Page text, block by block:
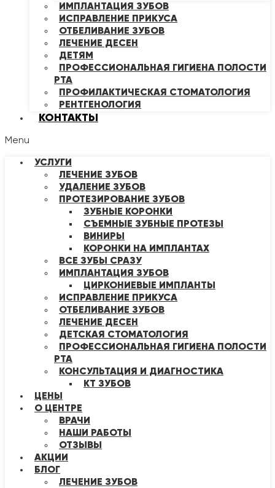
ИМПЛАНТАЦИЯ ЗУБОВ
ИСПРАВЛЕНИЕ ПРИКУСА
ОТБЕЛИВАНИЕ ЗУБОВ
ЛЕЧЕНИЕ ДЕСЕН
ДЕТЯМ
ПРОФЕССИОНАЛЬНАЯ ГИГИЕНА ПОЛОСТИ
РТА
ПРОФИЛАКТИЧЕСКАЯ СТОМАТОЛОГИЯ
РЕНТГЕНОЛОГИЯ
КОНТАКТЫ
Menu
УСЛУГИ
ЛЕЧЕНИЕ ЗУБОВ
УДАЛЕНИЕ ЗУБОВ
ПРОТЕЗИРОВАНИЕ ЗУБОВ
ЗУБНЫЕ КОРОНКИ
СЪЕМНЫЕ ЗУБНЫЕ ПРОТЕЗЫ
ВИНИРЫ
КОРОНКИ НА ИМПЛАНТАХ
ВСЕ ЗУБЫ СРАЗУ
ИМПЛАНТАЦИЯ ЗУБОВ
ЦИРКОНИЕВЫЕ ИМПЛАНТЫ
ИСПРАВЛЕНИЕ ПРИКУСА
ОТБЕЛИВАНИЕ ЗУБОВ
ЛЕЧЕНИЕ ДЕСЕН
ДЕТСКАЯ СТОМАТОЛОГИЯ
ПРОФЕССИОНАЛЬНАЯ ГИГИЕНА ПОЛОСТИ
РТА
КОНСУЛЬТАЦИЯ И ДИАГНОСТИКА
КТ ЗУБОВ
ЦЕНЫ
О ЦЕНТРЕ
ВРАЧИ
НАШИ РАБОТЫ
ОТЗЫВЫ
АКЦИИ
БЛОГ
ЛЕЧЕНИЕ ЗУБОВ